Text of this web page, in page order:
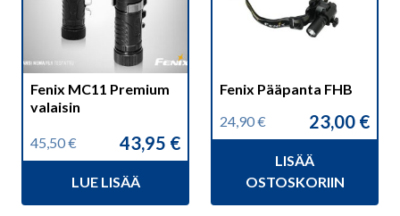
Fenix MC11 Premium
valaisin
45,50€
Alkuperäinen
hinta
45,50 €.
43,95 €
Nykyinen
hinta
43,95 €.
LUE LISÄÄ
Fenix Pääpanta FHB
24,90€
Alkuperäinen
hinta
24,90 €.
23,00 €
Nykyinen
hinta
23,00 €.
LISÄÄ
OSTOSKORIIN